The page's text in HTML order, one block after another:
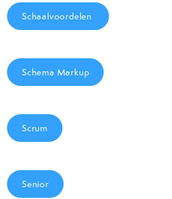
Schaalvoordelen
Schema Markup
Scrum
Senior